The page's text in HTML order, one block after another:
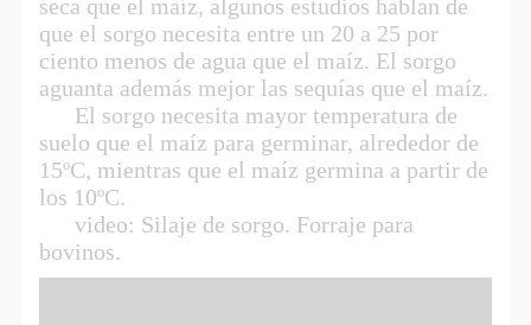
seca que el maíz, algunos estudios hablan de
que el sorgo necesita entre un 20 a 25 por
ciento menos de agua que el maíz. El sorgo
aguanta además mejor las sequías que el maíz.
El sorgo necesita mayor temperatura de
suelo que el maíz para germinar, alrededor de
15ºC, mientras que el maíz germina a partir de
los 10ºC.
video: Silaje de sorgo. Forraje para
bovinos.